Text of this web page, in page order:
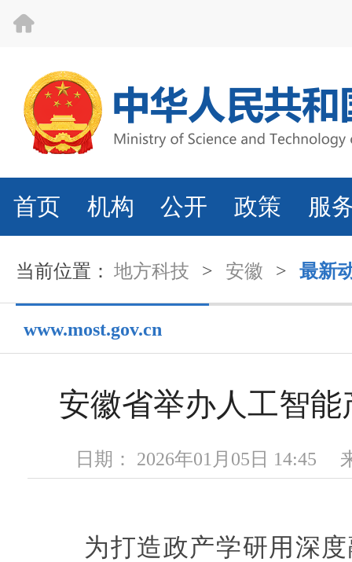
首页 机构 公开 政策 服
当前位置： 地方科技 > 安徽 > 最新
www.most.gov.cn
安徽省举办人工智
日期： 2026年01月05日 14:45
为打造政产学研用深度